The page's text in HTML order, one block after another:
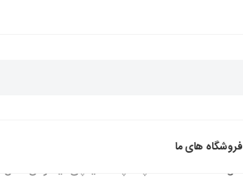
فروشگاه های ما
لپ تاپ 15 اینچی ایسوس مدل Asus TUF FX506II-BQ379